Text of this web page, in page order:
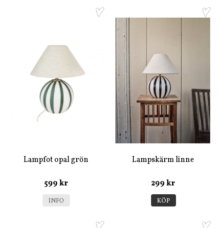
Lampfot opal grön
599 kr
INFO
Lampskärm linne
299 kr
KÖP